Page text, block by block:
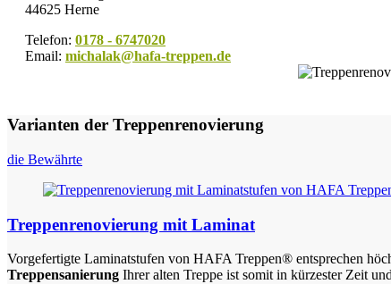
44625 Herne
Telefon: 0178 - 6747020
Email: michalak@hafa-treppen.de
Varianten der Treppenrenovierung
die Bewährte
Treppenrenovierung mit Laminat
Vorgefertigte Laminatstufen von HAFA Treppen® entsprechen
Treppensanierung Ihrer alten Treppe ist somit in kürzester Zeit